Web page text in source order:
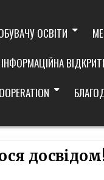
ОСВІТИ